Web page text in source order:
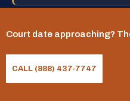
Attorney advertising. Prior results do
variedad de factores
Court date approaching?
CALL (888) 437-7747